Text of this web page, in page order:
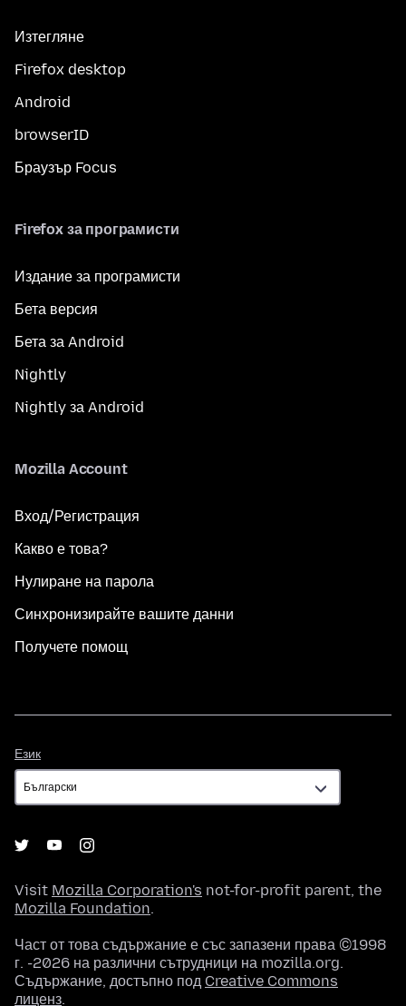
Изтегляне
Firefox desktop
Android
browserID
Браузър Focus
Firefox за програмисти
Издание за програмисти
Бета версия
Бета за Android
Nightly
Nightly за Android
Mozilla Account
Вход/Регистрация
Какво е това?
Нулиране на парола
Синхронизирайте вашите данни
Получете помощ
Език
Visit Mozilla Corporation's not-for-profit parent, the
Mozilla Foundation.
Част от това съдържание е със запазени права ©1998
г. -2026 на различни сътрудници на mozilla.org.
Съдържание, достъпно под Creative Commons
лиценз.